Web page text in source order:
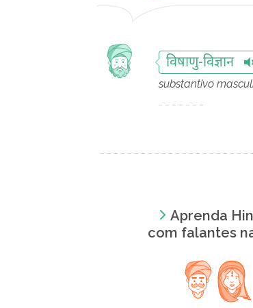
विषाणु-विज्ञान
substantivo
Aprenda
com falantes